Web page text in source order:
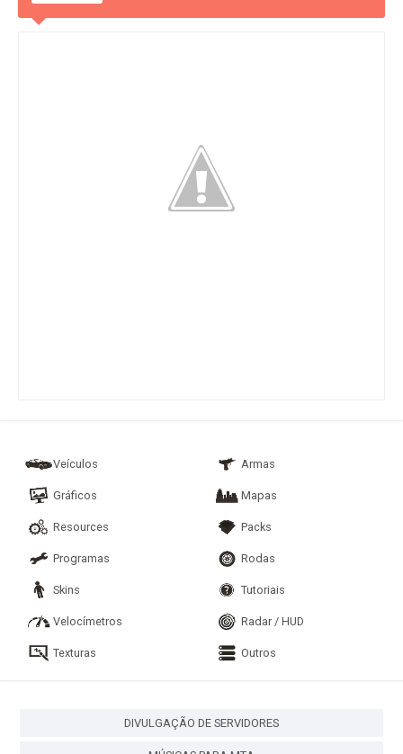
Veículos Armas
Gráficos Mapas
Resources Packs
Programas Rodas
Skins Tutoriais
Velocímetros Radar / HUD
Texturas Outros
DIVULGAÇÃO DE SERVIDORES